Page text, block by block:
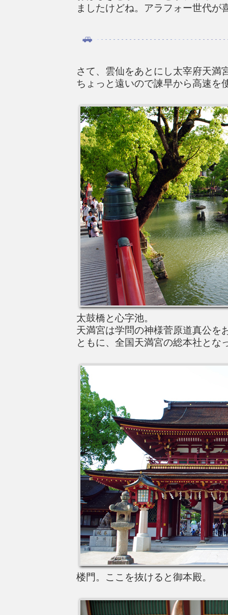
ましたけどね。アラフォー世代が
さて、雲仙をあとにし太宰府天満
ちょっと遠いので諫早から高速を
太鼓橋と心字池。
天満宮は学問の神様菅原道真公を
ともに、全国天満宮の総本社とな
楼門。ここを抜けると御本殿。